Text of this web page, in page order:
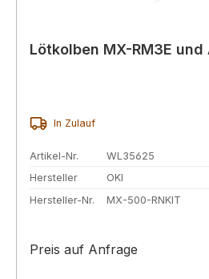
Lötkolben MX-RM3E und
In Zulauf
Artikel-Nr.
WL35625
Hersteller
OKI
Hersteller-Nr.
MX-500-RNKIT
Preis auf Anfrage